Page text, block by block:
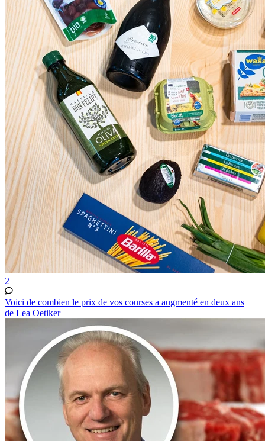
2
Voici de combien le prix de vos courses a augmenté en deux ans
de Lea Oetiker